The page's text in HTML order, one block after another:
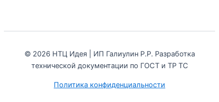
© 2026 НТЦ Идея | ИП Галиулин Р.Р. Разработка
технической документации по ГОСТ и ТР ТС
Политика конфиденциальности